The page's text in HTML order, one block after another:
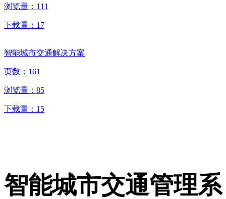
浏览量： 111
下载量： 17
智能城市交通解决方案
页数： 161
浏览量： 85
下载量： 15
智能城市交通管理系